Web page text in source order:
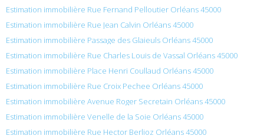
Estimation immobilière Rue Fernand Pelloutier Orléans 45000
Estimation immobilière Rue Jean Calvin Orléans 45000
Estimation immobilière Passage des Glaieuls Orléans 45000
Estimation immobilière Rue Charles Louis de Vassal Orléans 45000
Estimation immobilière Place Henri Coullaud Orléans 45000
Estimation immobilière Rue Croix Pechee Orléans 45000
Estimation immobilière Avenue Roger Secretain Orléans 45000
Estimation immobilière Venelle de la Soie Orléans 45000
Estimation immobilière Rue Hector Berlioz Orléans 45000